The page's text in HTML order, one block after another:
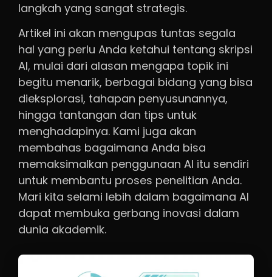
langkah yang sangat strategis.
Artikel ini akan mengupas tuntas segala
hal yang perlu Anda ketahui tentang skripsi
AI, mulai dari alasan mengapa topik ini
begitu menarik, berbagai bidang yang bisa
dieksplorasi, tahapan penyusunannya,
hingga tantangan dan tips untuk
menghadapinya. Kami juga akan
membahas bagaimana Anda bisa
memaksimalkan penggunaan AI itu sendiri
untuk membantu proses penelitian Anda.
Mari kita selami lebih dalam bagaimana AI
dapat membuka gerbang inovasi dalam
dunia akademik.